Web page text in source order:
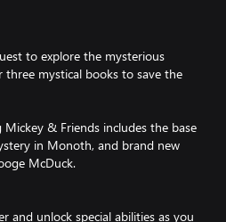
to explore the mysterious
mystical books to save the
& Friends includes the base
in Monoth, and brand new
McDuck.
and unlock special abilities as you